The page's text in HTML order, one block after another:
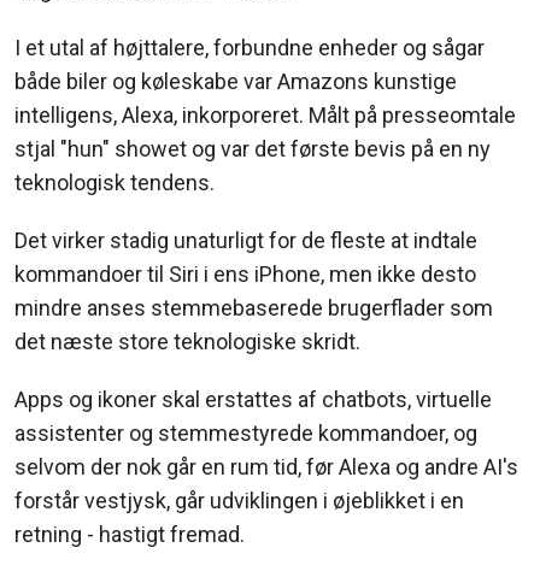
I et utal af højttalere, forbundne enheder og sågar
både biler og køleskabe var Amazons kunstige
intelligens, Alexa, inkorporeret. Målt på presseomtale
stjal "hun" showet og var det første bevis på en ny
teknologisk tendens.
Det virker stadig unaturligt for de fleste at indtale
kommandoer til Siri i ens iPhone, men ikke desto
mindre anses stemmebaserede brugerflader som
det næste store teknologiske skridt.
Apps og ikoner skal erstattes af chatbots, virtuelle
assistenter og stemmestyrede kommandoer, og
selvom der nok går en rum tid, før Alexa og andre AI's
forstår vestjysk, går udviklingen i øjeblikket i en
retning - hastigt fremad.